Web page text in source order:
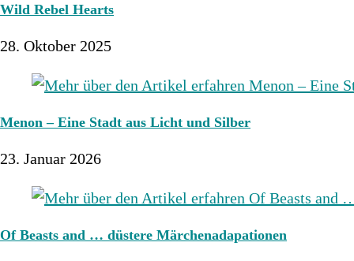
Wild Rebel Hearts
28. Oktober 2025
Menon – Eine Stadt aus Licht und Silber
23. Januar 2026
Of Beasts and … düstere Märchenadapationen